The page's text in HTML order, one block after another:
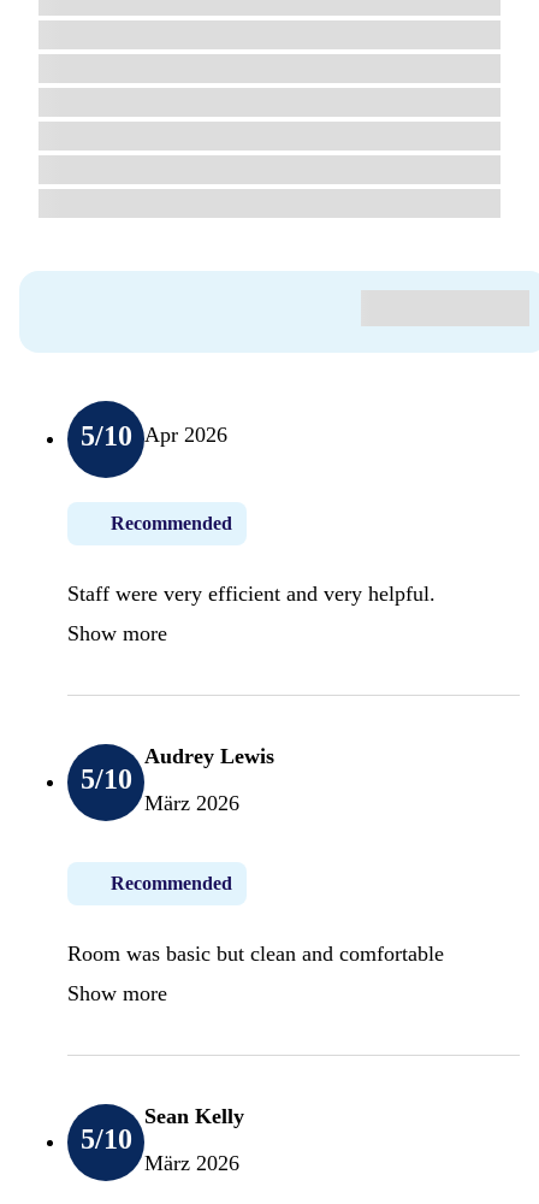
5/10 Apr 2026
Recommended
Staff were very efficient and very helpful.
Show more
5/10
Audrey Lewis
März 2026
Recommended
Room was basic but clean and comfortable
Show more
5/10
Sean Kelly
März 2026